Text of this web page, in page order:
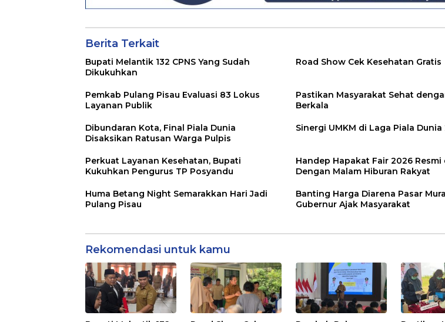
Berita Terkait
Bupati Melantik 132 CPNS Yang Sudah
Dikukuhkan
Road Show Cek Kesehatan Gratis
Pemkab Pulang Pisau Evaluasi 83 Lokus
Layanan Publik
Pastikan Masyarakat Sehat
Berkala
Dibundaran Kota, Final Piala Dunia
Disaksikan Ratusan Warga Pulpis
Sinergi UMKM di Laga Piala Dunia
Perkuat Layanan Kesehatan, Bupati
Kukuhkan Pengurus TP Posyandu
Handep Hapakat Fair 2026 Resmi
Dengan Malam Hiburan Rakyat
Huma Betang Night Semarakkan Hari Jadi
Pulang Pisau
Banting Harga Diarena Pasar
Gubernur Ajak Masyarakat
Rekomendasi untuk kamu